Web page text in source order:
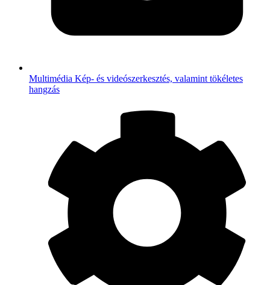
Multimédia Kép- és videószerkesztés, valamint tökéletes
hangzás